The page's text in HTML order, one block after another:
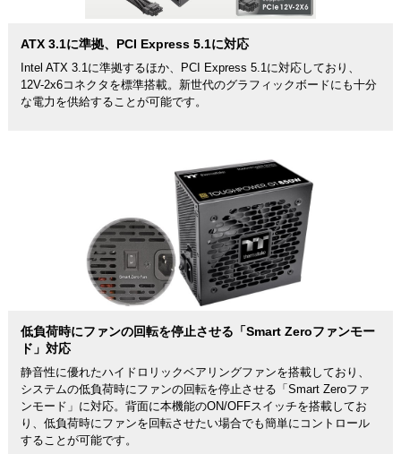
ATX 3.1に準拠、PCI Express 5.1に対応
Intel ATX 3.1に準拠するほか、PCI Express 5.1に対応しており、
12V-2x6コネクタを標準搭載。新世代のグラフィックボードにも十分
な電力を供給することが可能です。
低負荷時にファンの回転を停止させる「Smart Zeroファンモー
ド」対応
静音性に優れたハイドロリックベアリングファンを搭載しており、
システムの低負荷時にファンの回転を停止させる「Smart Zeroファ
ンモード」に対応。背面に本機能のON/OFFスイッチを搭載してお
り、低負荷時にファンを回転させたい場合でも簡単にコントロール
することが可能です。